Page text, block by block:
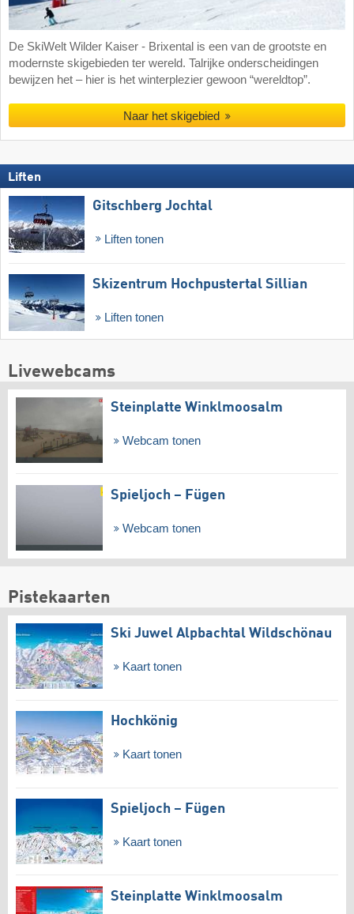
De SkiWelt Wilder Kaiser - Brixental is een van de grootste en
modernste skigebieden ter wereld. Talrijke onderscheidingen
bewijzen het – hier is het winterplezier gewoon “wereldtop”.
Naar het skigebied
Liften
Gitschberg Jochtal
Liften tonen
Skizentrum Hochpustertal Sillian
Liften tonen
Livewebcams
Steinplatte Winklmoosalm
Webcam tonen
Spieljoch – Fügen
Webcam tonen
Pistekaarten
Ski Juwel Alpbachtal Wildschönau
Kaart tonen
Hochkönig
Kaart tonen
Spieljoch – Fügen
Kaart tonen
Steinplatte Winklmoosalm